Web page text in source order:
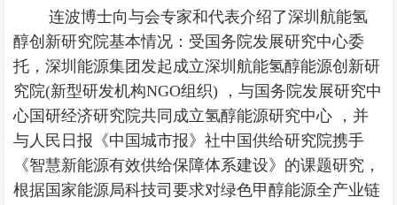
连波博士向与会专家和代表介绍了深圳航能氢
醇创新研究院基本情况：受国务院发展研究中心委
托，深圳能源集团发起成立深圳航能氢醇能源创新研
究院(新型研发机构NGO组织) ，与国务院发展研究中
心国研经济研究院共同成立氢醇能源研究中心 ，并
与人民日报《中国城市报》社中国供给研究院携手
《智慧新能源有效供给保障体系建设》的课题研究，
根据国家能源局科技司要求对绿色甲醇能源全产业链